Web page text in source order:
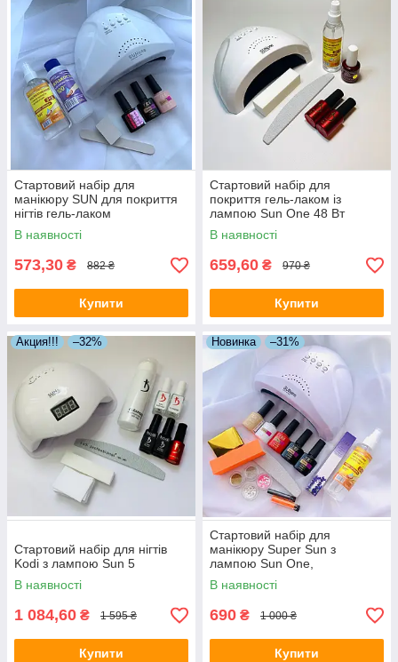
Стартовий набір для
манікюру SUN для покриття
нігтів гель-лаком
В наявності
573,30 ₴ 882 ₴
Купити
Стартовий набір для
покриття гель-лаком із
лампою Sun One 48 Вт
В наявності
659,60 ₴ 970 ₴
Купити
Акция!!! –32%
Стартовий набір для нігтів
Kodi з лампою Sun 5
В наявності
1 084,60 ₴ 1 595 ₴
Купити
Новинка –31%
Стартовий набір для
манікюру Super Sun з
лампою Sun One,
матеріалами та декором
В наявності
690 ₴ 1 000 ₴
Купити